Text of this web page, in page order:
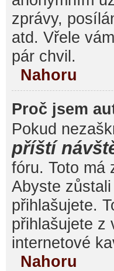
zprávy,
atd. Vřele
pár chvil.
Nahoru
Proč jsem
Pokud
příští
fóru. Toto má
Abyste
přihlašujete.
přihlašujete z
internetové
Nahoru